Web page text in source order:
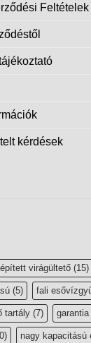
Feltételek
kérdések
virágültető (15)
(5) fali
tartály (7) garantia
nagy kapacitású